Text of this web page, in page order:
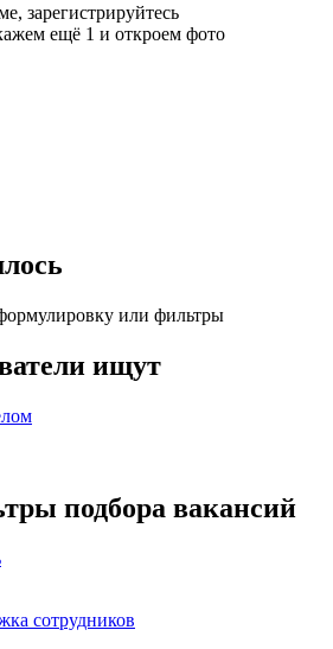
зарегистрируйтесь
ещё 1 и откроем фото
или фильтры
ищут
подбора вакансий
сотрудников